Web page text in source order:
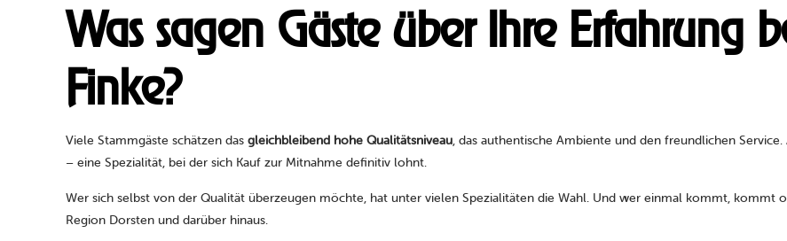
Was sagen Gäste über Ihre Erfahrung
Finke?
Viele Stammgäste schätzen dasgleichbleibend hohe Qualitätsniveau, das authentische Ambiente und den freundlichen Service.
– eine Spezialität, bei der sich Kauf zur Mitnahme definitiv lohnt.
Wer sich selbst von der Qualität überzeugen möchte, hat unter vielen Spezialitäten die Wahl. Und wer einmal kommt, kommt
Region Dorsten und darüber hinaus.